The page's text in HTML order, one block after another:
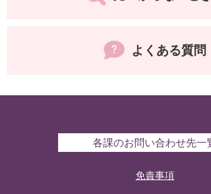
よくある質問
各課のお問い合わせ先一
免責事項